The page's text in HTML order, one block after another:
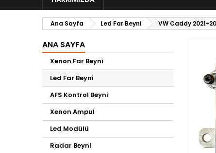
Ana Sayfa Led Far Beyni VW Caddy 2021-
ANA SAYFA
Xenon Far Beyni
Led Far Beyni
AFS Kontrol Beyni
Xenon Ampul
Led Modülü
Radar Beyni